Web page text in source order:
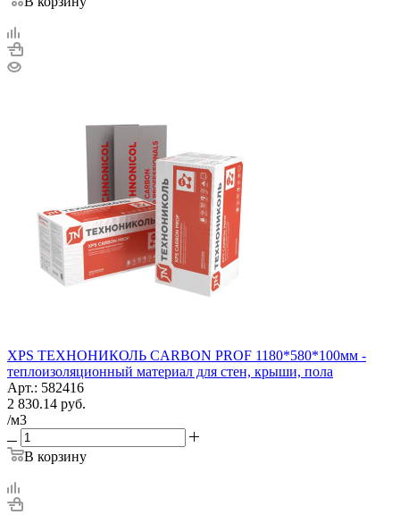
XPS ТЕХНОНИКОЛЬ CARBON PROF 1180*580*100мм -
теплоизоляционный материал для стен, крыши, пола
Арт.: 582416
2 830.14 руб.
/м3
В корзину